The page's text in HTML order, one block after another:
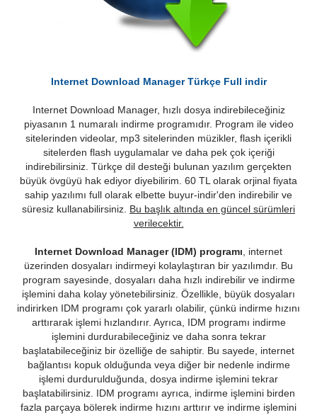
Internet Download Manager Türkçe Full indir
Internet Download Manager, hızlı dosya indirebileceğiniz
piyasanın 1 numaralı indirme programıdır. Program ile video
sitelerinden videolar, mp3 sitelerinden müzikler, flash içerikli
sitelerden flash uygulamalar ve daha pek çok içeriği
indirebilirsiniz. Türkçe dil desteği bulunan yazılım gerçekten
büyük övgüyü hak ediyor diyebilirim. 60 TL olarak orjinal fiyata
sahip yazılımı full olarak elbette buyur-indir'den indirebilir ve
süresiz kullanabilirsiniz. Bu başlık altında en güncel sürümleri
verilecektir.
Internet Download Manager (IDM) programı , internet
üzerinden dosyaları indirmeyi kolaylaştıran bir yazılımdır. Bu
program sayesinde, dosyaları daha hızlı indirebilir ve indirme
işlemini daha kolay yönetebilirsiniz. Özellikle, büyük dosyaları
indirirken IDM programı çok yararlı olabilir, çünkü indirme hızını
arttırarak işlemi hızlandırır. Ayrıca, IDM programı indirme
işlemini durdurabileceğiniz ve daha sonra tekrar
başlatabileceğiniz bir özelliğe de sahiptir. Bu sayede, internet
bağlantısı kopuk olduğunda veya diğer bir nedenle indirme
işlemi durdurulduğunda, dosya indirme işlemini tekrar
başlatabilirsiniz. IDM programı ayrıca, indirme işlemini birden
fazla parçaya bölerek indirme hızını arttırır ve indirme işlemini